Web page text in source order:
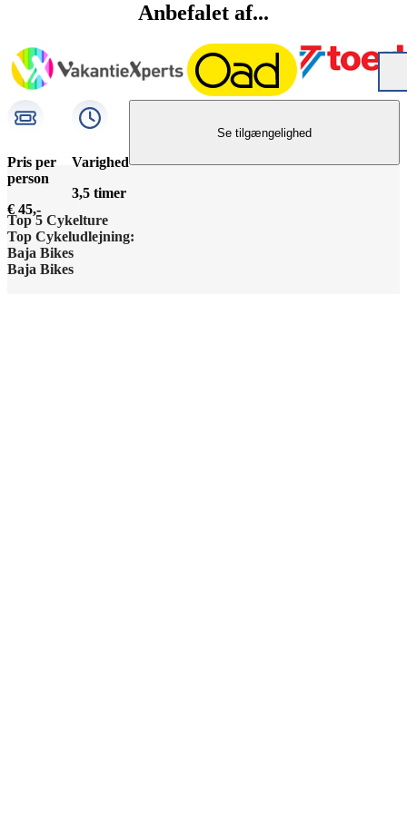
Anbefalet af...
Pris per
person
€ 45,-
Varighed
3,5 timer
Se tilgængelighed
Top 5 Cykelture
Barcelona Højdepunkter
Berlin Højdepunkter
Top Cykeludlejning:
Barcelona Cykeludlejning
Baja Bikes
Baja Bikes